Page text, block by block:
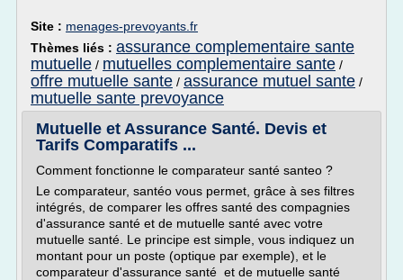
Site : menages-prevoyants.fr
Thèmes liés : assurance complementaire sante
mutuelle / mutuelles complementaire sante /
offre mutuelle sante / assurance mutuel sante /
mutuelle sante prevoyance
Mutuelle et Assurance Santé. Devis et
Tarifs Comparatifs ...
Comment fonctionne le comparateur santé santeo ?
Le comparateur, santéo vous permet, grâce à ses filtres
intégrés, de comparer les offres santé des compagnies
d'assurance santé et de mutuelle santé avec votre
mutuelle santé. Le principe est simple, vous indiquez un
montant pour un poste (optique par exemple), et le
comparateur d'assurance santé et de mutuelle santé